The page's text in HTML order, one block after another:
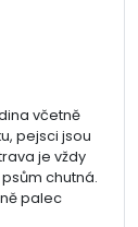
včetně
pejsci jsou
je vždy
chutná.
palec